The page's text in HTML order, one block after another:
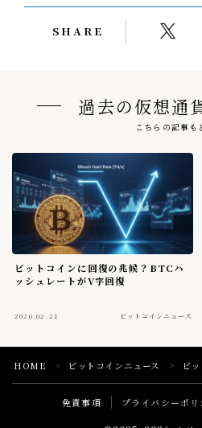
SHARE
過去の仮想通
こちらの記事も
ビットコインに回復の兆候？BTCハ
ッシュレートがV字回復
2026.02.21 ビットコインニュース
HOME ＞ ビットコインニュース ＞ ビ
免責事項 プライバシーポリ